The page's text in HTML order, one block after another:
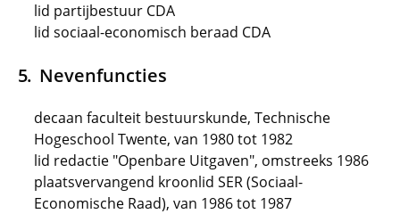
lid partijbestuur CDA
lid sociaal-economisch beraad CDA
Nevenfuncties
decaan faculteit bestuurskunde, Technische
Hogeschool Twente, van 1980 tot 1982
lid redactie "Openbare Uitgaven", omstreeks 1986
plaatsvervangend kroonlid SER (Sociaal-
Economische Raad), van 1986 tot 1987